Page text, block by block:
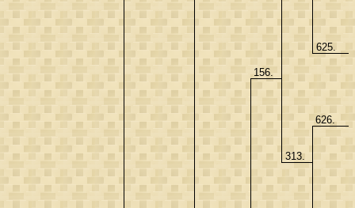
156.
625.
313.
626.